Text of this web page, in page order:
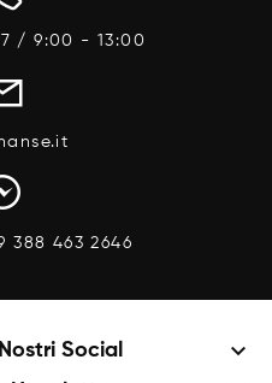
/ 9:00 - 13:00
388 463 2646
Social keyboard_arrow_down